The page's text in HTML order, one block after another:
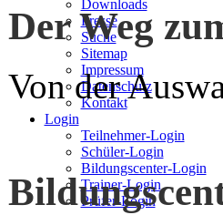
Downloads
Presse
Suche
Sitemap
Impressum
Datenschutz
Kontakt
Login
Teilnehmer-Login
Schüler-Login
Bildungscenter-Login
Trainer-Login
Prüfer-Login
Der Weg
Von der